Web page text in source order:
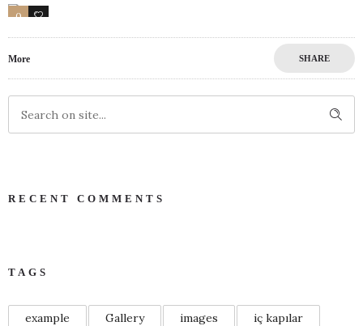
0 17
More SHARE
RECENT COMMENTS
TAGS
example Gallery images
iç kapılar